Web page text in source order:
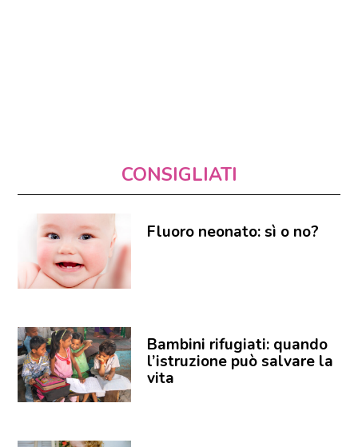
CONSIGLIATI
Fluoro neonato: sì o no?
Bambini rifugiati: quando
l’istruzione può salvare la
vita